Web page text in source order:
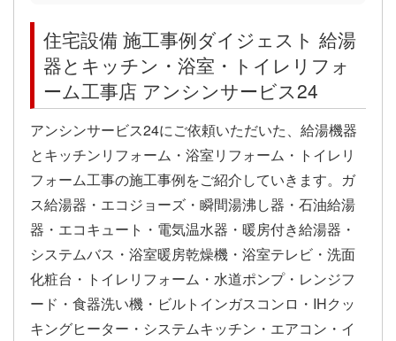
住宅設備 施工事例ダイジェスト 給湯
器とキッチン・浴室・トイレリフォ
ーム工事店 アンシンサービス24
アンシンサービス24にご依頼いただいた、給湯機器
とキッチンリフォーム・浴室リフォーム・トイレリ
フォーム工事の施工事例をご紹介していきます。ガ
ス給湯器・エコジョーズ・瞬間湯沸し器・石油給湯
器・エコキュート・電気温水器・暖房付き給湯器・
システムバス・浴室暖房乾燥機・浴室テレビ・洗面
化粧台・トイレリフォーム・水道ポンプ・レンジフ
ード・食器洗い機・ビルトインガスコンロ・IHクッ
キングヒーター・システムキッチン・エアコン・イ